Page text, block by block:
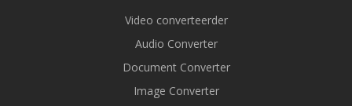
Video converteerder
Audio Converter
Document Converter
Image Converter